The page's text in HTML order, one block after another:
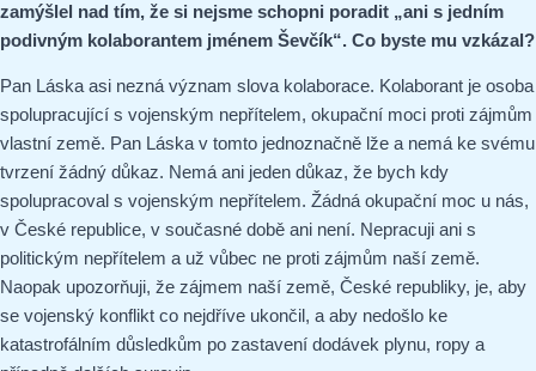
zamýšlel nad tím, že si nejsme schopni poradit „ani s jedním
podivným kolaborantem jménem Ševčík“. Co byste mu vzkázal?
Pan Láska asi nezná význam slova kolaborace. Kolaborant je osoba
spolupracující s vojenským nepřítelem, okupační moci proti zájmům
vlastní země. Pan Láska v tomto jednoznačně lže a nemá ke svému
tvrzení žádný důkaz. Nemá ani jeden důkaz, že bych kdy
spolupracoval s vojenským nepřítelem. Žádná okupační moc u nás,
v České republice, v současné době ani není. Nepracuji ani s
politickým nepřítelem a už vůbec ne proti zájmům naší země.
Naopak upozorňuji, že zájmem naší země, České republiky, je, aby
se vojenský konflikt co nejdříve ukončil, a aby nedošlo ke
katastrofálním důsledkům po zastavení dodávek plynu, ropy a